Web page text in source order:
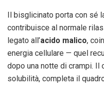
Il bisglicinato porta con sé
contribuisce al normale
legato all’acido malico,
energia cellulare — quel
dopo una notte di crampi. Il
solubilità, completa il